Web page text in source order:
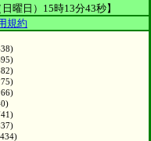
曜日）15時13分43秒】
規約